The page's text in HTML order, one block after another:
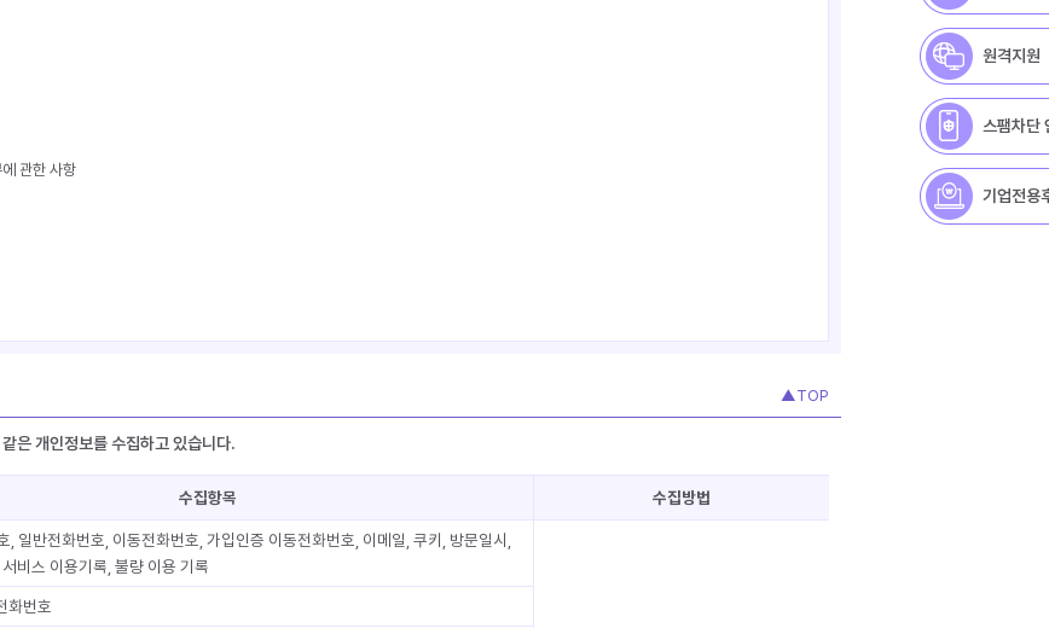
관한 사항
▲TOP
은 개인정보를 수집하고 있습니다.
수집항목 수집방법
, 일반전화번호, 이동전화번호, 가입인증 이동전화번호, 이메일, 쿠키, 방문일시,
비스 이용기록, 불량 이용 기록
화번호
원격지원
스팸차단
기업전용